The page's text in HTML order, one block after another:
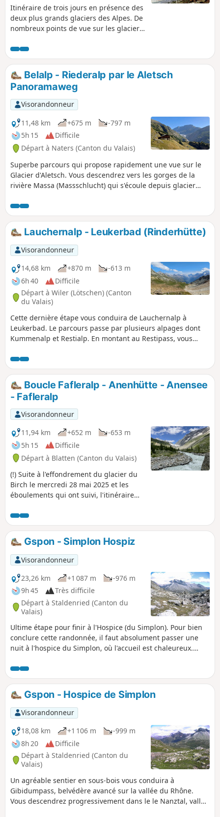
Itinéraire de trois jours en présence des
deux plus grands glaciers des Alpes. De
nombreux points de vue sur les glaciers
trois et quatre mille mètres du Valais
comme le Cervin, le Weisshorn ou
encore le Fletschhorn.
Belalp - Riederalp par le Aletsch
Panoramaweg
Visorandonneur
11,48 km
+675 m
-797 m
5h 15
Difficile
Départ à Naters (Canton du Valais)
Superbe parcours qui propose rapidement une vue sur le
Glacier d'Aletsch. Vous descendrez vers les gorges de la
rivière Massa (Massschlucht) qui s'écoule depuis glacier
emprunterez le pont suspendu de Massa, de 124 m de long
situé à plus de 80 m de hauteur. Après l'agréable Col de
Riederfurka vous descendrez vers un reposant village sans
voiture, Riederalp.
Lauchernalp - Leukerbad (Rinderhütte)
Visorandonneur
14,68 km
+870 m
-613 m
6h 40
Difficile
Départ à Wiler (Lötschen) (Canton
du Valais)
Cette dernière étape vous conduira de Lauchernalp à
Leukerbad. Le parcours passe par plusieurs alpages dont
Kummenalp et Restialp. En montant au Restipass, vous
les sommets, depuis la Jungfrau jusqu'au Aletschhorn. Le
Weisshorn sera aussi souvent présent. Le versant ouest du
Restipass vous permettra de rejoindre facilement la gare
amont de Leukeurbad à la Rinderhütte.
Boucle Fafleralp - Anenhütte - Anensee
- Fafleralp
Visorandonneur
11,94 km
+652 m
-653 m
5h 15
Difficile
Départ à Blatten (Canton du Valais)
(!) Suite à l'effondrement du glacier du
Birch le mercredi 28 mai 2025 et les
éboulements qui ont suivi, l'itinéraire
L'évolution de la situation concernant les
sentiers de randonnée dans la région
de Blatten peut être suivie sur
l'application Swisstopo. Randonnée en
boucle dans la superbe vallée du
Lötschental, offrant de magnifiques
points de vue sur les sommets blancs
du Breithorn, Schinhorn, Grosshorn et
Mittaghorn, ainsi que sur les glaciers
d'Anungletscher et de Langgletscher.
Gspon - Simplon Hospiz
Visorandonneur
23,26 km
+1 087 m
-976 m
9h 45
Très difficile
Départ à Staldenried (Canton du
Valais)
Ultime étape pour finir à l'Hospice (du Simplon). Pour bien
conclure cette randonnée, il faut absolument passer une
nuit à l'hospice du Simplon, où l'accueil est chaleureux.
l'application Visorando.
Gspon - Hospice de Simplon
Visorandonneur
18,08 km
+1 106 m
-999 m
8h 20
Difficile
Départ à Staldenried (Canton du
Valais)
Un agréable sentier en sous-bois vous conduira à
Gibidumpass, belvédère avancé sur la vallée du Rhône.
Vous descendrez progressivement dans le le Nanztal, vallon